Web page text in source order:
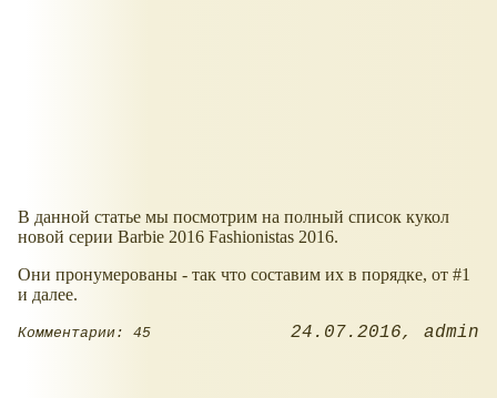
В данной статье мы посмотрим на полный список кукол
новой серии Barbie 2016 Fashionistas 2016.
Они пронумерованы - так что составим их в порядке, от #1
и далее.
Комментарии: 45 24.07.2016 admin